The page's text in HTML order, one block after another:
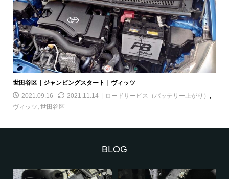
世田谷区｜ジャンピングスタート｜ヴィッツ
2021.09.16
2021.11.14 ロードサービス（バッテリー上がり） ,
ヴィッツ, 世田谷区
BLOG